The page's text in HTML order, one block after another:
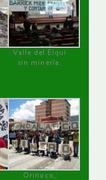
Valle del Elqui
sin minería.
Orinoco,